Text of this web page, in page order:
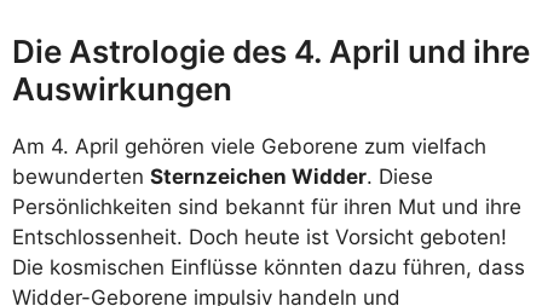
Die Astrologie des 4. April und ihre
Auswirkungen
Am 4. April gehören viele Geborene zum vielfach
bewunderten Sternzeichen Widder. Diese
Persönlichkeiten sind bekannt für ihren Mut und ihre
Entschlossenheit. Doch heute ist Vorsicht geboten!
Die kosmischen Einflüsse könnten dazu führen, dass
Widder-Geborene impulsiv handeln und